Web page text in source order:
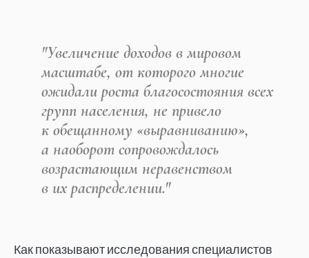
"Увеличение доходов в мировом
масштабе, от которого многие
ожидали роста благосостояния всех
групп населения, не привело
к обещанному «выравниванию»,
а наоборот сопровождалось
возрастающим неравенством
в их распределении."
Как показывают исследования специалистов